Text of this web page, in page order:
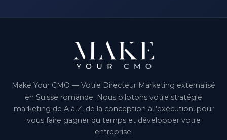
Make Your CMO — Votre Directeur Marketing externalisé
en Suisse romande. Nous pilotons votre stratégie
marketing de A à Z, de la conception à l'exécution, pour
vous faire gagner du temps et développer votre
entreprise.